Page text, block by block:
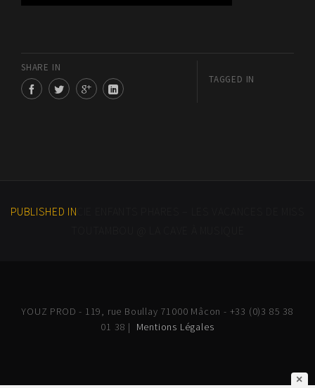
SHARE IN
TAGGED IN
PUBLISHED IN
YOUZ PROD - 119, rue Boullay 71000 Mâcon - +33 (0)3 85 38
01 38 | Mentions Légales